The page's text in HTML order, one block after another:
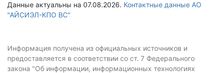
Данные актуальны на 07.08.2026. Контактные данные АО
"АЙСИЭЛ-КПО ВС"
Информация получена из официальных источников и
предоставляется в соответствии со ст. 7 Федерального
закона "Об информации, информационных технологиях